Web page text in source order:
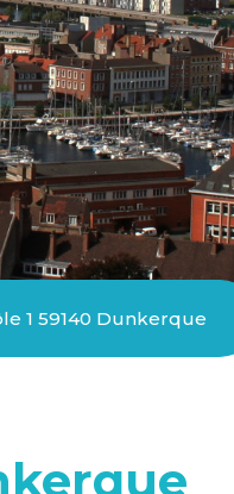
1 59140 Dunkerque